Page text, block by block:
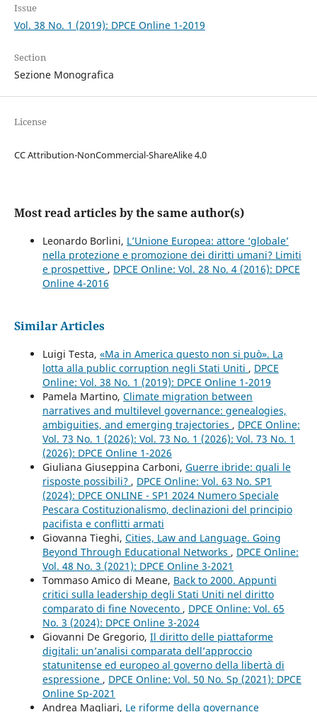
Issue
Vol. 38 No. 1 (2019): DPCE Online 1-2019
Section
Sezione Monografica
License
CC Attribution-NonCommercial-ShareAlike 4.0
Most read articles by the same author(s)
Leonardo Borlini, L’Unione Europea: attore ‘globale’
nella protezione e promozione dei diritti umani? Limiti
e prospettive , DPCE Online: Vol. 28 No. 4 (2016): DPCE
Online 4-2016
Similar Articles
Luigi Testa, «Ma in America questo non si può». La
lotta alla public corruption negli Stati Uniti , DPCE
Online: Vol. 38 No. 1 (2019): DPCE Online 1-2019
Pamela Martino, Climate migration between
narratives and multilevel governance: genealogies,
ambiguities, and emerging trajectories , DPCE Online:
Vol. 73 No. 1 (2026): Vol. 73 No. 1 (2026): Vol. 73 No. 1
(2026): DPCE Online 1-2026
Giuliana Giuseppina Carboni, Guerre ibride: quali le
risposte possibili? , DPCE Online: Vol. 63 No. SP1
(2024): DPCE ONLINE - SP1 2024 Numero Speciale
Pescara Costituzionalismo, declinazioni del principio
pacifista e conflitti armati
Giovanna Tieghi, Cities, Law and Language. Going
Beyond Through Educational Networks , DPCE Online:
Vol. 48 No. 3 (2021): DPCE Online 3-2021
Tommaso Amico di Meane, Back to 2000. Appunti
critici sulla leadership degli Stati Uniti nel diritto
comparato di fine Novecento , DPCE Online: Vol. 65
No. 3 (2024): DPCE Online 3-2024
Giovanni De Gregorio, Il diritto delle piattaforme
digitali: un’analisi comparata dell’approccio
statunitense ed europeo al governo della libertà di
espressione , DPCE Online: Vol. 50 No. Sp (2021): DPCE
Online Sp-2021
Andrea Magliari, Le riforme della governance